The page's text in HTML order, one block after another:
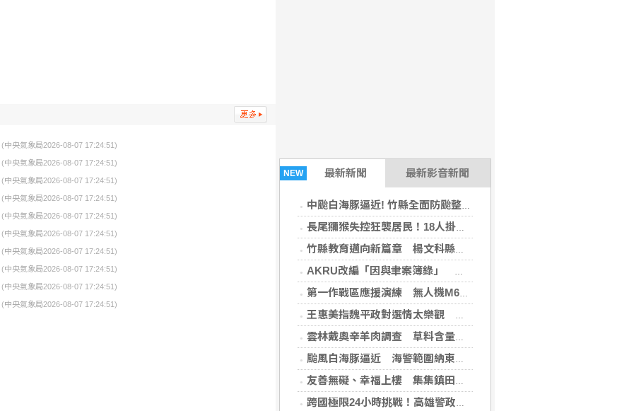
NEW 最新新聞 最新影音新聞
中颱白海豚逼近! 竹縣全面防颱整備 楊文科縣長籲鄉親落實防颱準備
長尾獼猴失控狂襲居民！18人掛彩40校停課 官方追查異常原因
竹縣教育邁向新篇章 楊文科縣長視察2新設高中展現高中五大方案成果
AKRU改編「因與聿案簿錄」 漫畫展台日合作成果
第一作戰區應援演練 無人機M60A3戰車驗證協同作戰
王惠美指魏平政對選情太樂觀 未允諾接競總主委
雲林戴奧辛羊肉調查 草料含量略高預警值
颱風白海豚逼近 海警範圍納東北部海面
友善無礙、幸福上樓 集集鎮田寮社區歡慶活動中心電梯啟用
跨國極限24小時挑戰！高雄警政與企業界聯手登頂富士山 揭密「辦案與創業」背後的鋼鐵毅力
(中央氣象局2026-08-07 17:24:51)
(中央氣象局2026-08-07 17:24:51)
(中央氣象局2026-08-07 17:24:51)
(中央氣象局2026-08-07 17:24:51)
(中央氣象局2026-08-07 17:24:51)
(中央氣象局2026-08-07 17:24:51)
(中央氣象局2026-08-07 17:24:51)
(中央氣象局2026-08-07 17:24:51)
(中央氣象局2026-08-07 17:24:51)
(中央氣象局2026-08-07 17:24:51)